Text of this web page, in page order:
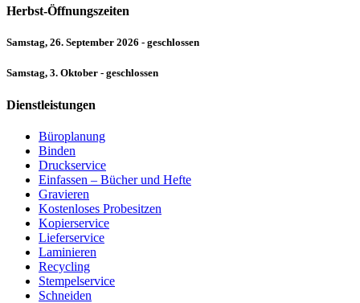
Herbst-Öffnungszeiten
Samstag, 26. September 2026 - geschlossen
Samstag, 3. Oktober - geschlossen
Dienstleistungen
Büroplanung
Binden
Druckservice
Einfassen – Bücher und Hefte
Gravieren
Kostenloses Probesitzen
Kopierservice
Lieferservice
Laminieren
Recycling
Stempelservice
Schneiden